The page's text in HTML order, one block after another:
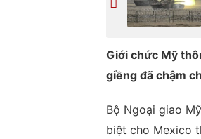
Giới chức Mỹ
giềng đã chậm
Bộ Ngoại giao
biệt cho Mexico